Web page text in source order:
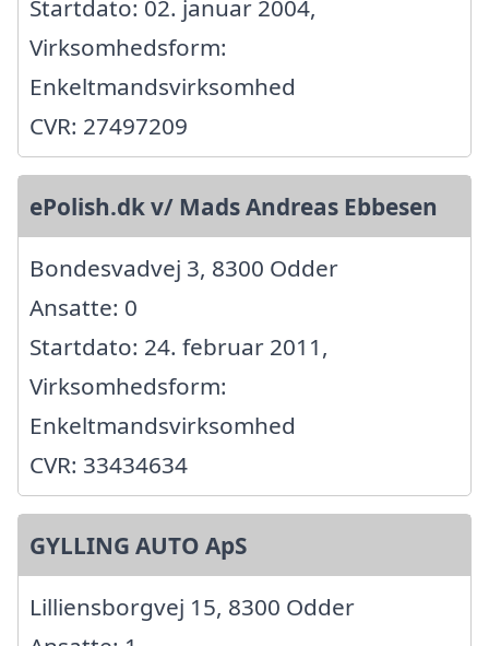
Startdato: 02. januar 2004,
Virksomhedsform:
Enkeltmandsvirksomhed
CVR: 27497209
ePolish.dk v/ Mads Andreas Ebbesen
Bondesvadvej 3, 8300 Odder
Ansatte: 0
Startdato: 24. februar 2011,
Virksomhedsform:
Enkeltmandsvirksomhed
CVR: 33434634
GYLLING AUTO ApS
Lilliensborgvej 15, 8300 Odder